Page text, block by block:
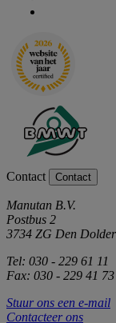
Contact Contact
Manutan B.V.
Postbus 2
3734 ZG Den Dolder
Tel: 030 - 229 61 11
Fax: 030 - 229 41 73
Stuur ons een e-mail
Contacteer ons